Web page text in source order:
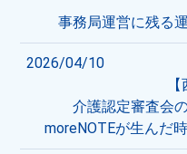
事務局運営に残る
2026/04/10
介護認定審査会
moreNOTEが生んだ